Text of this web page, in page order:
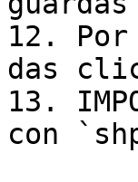
12.
das
13.
con